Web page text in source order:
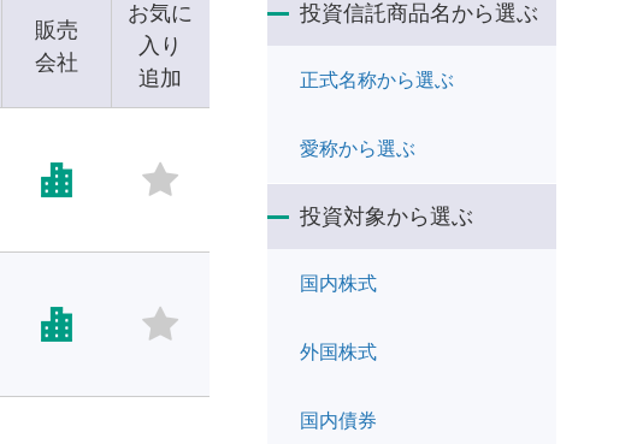
販売
会社
お気に
入り
追加
投資信託商品名から選ぶ
正式名称から選ぶ
愛称から選ぶ
投資対象から選ぶ
国内株式
外国株式
国内債券